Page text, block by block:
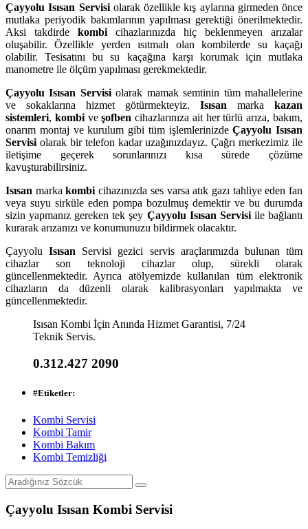
ÇayyoluIsısan Servisi olarak özellikle kış aylarına girmeden önce
mutlaka periyodik bakımlarının yapılması gerektiği önerilmektedir.
Aksi takdirde kombi cihazlarınızda hiç beklenmeyen arızalar
oluşabilir. Özellikle yerden ısıtmalı olan kombilerde su kaçağı
olabilir. Tesisatını bu su kaçağına karşı korumak için mutlaka
manometre ile ölçüm yapılması gerekmektedir.
ÇayyoluIsısan Servisiolarak mamak semtinin tüm mahallelerine
ve sokaklarına hizmet götürmekteyiz. Isısan marka kazan
sistemleri, kombi veşofben cihazlarınıza ait her türlü arıza, bakım,
onarım montaj ve kurulum gibi tüm işlemlerinizdeÇayyolu Isısan
Servisi olarak bir telefon kadar uzağınızdayız. Çağrı merkezimiz ile
iletişime geçerek sorunlarınızı kısa sürede çözüme
kavuşturabilirsiniz.
Isısan markakombicihazınızda ses varsa atık gazı tahliye eden fan
veya suyu sirküle eden pompa bozulmuş demektir ve bu durumda
sizin yapmanız gereken tek şey Çayyolu Isısan Servisi ile bağlantı
kurarak arızanızı ve konumunuzu bildirmek olacaktır.
ÇayyoluIsısan Servisi gezici servis araçlarımızda bulunan tüm
cihazlar son teknoloji cihazlar olup, sürekli olarak
güncellenmektedir. Ayrıca atölyemizde kullanılan tüm elektronik
cihazların da düzenli olarak kalibrasyonları yapılmakta ve
güncellenmektedir.
Isısan Kombi İçin Anında Hizmet Garantisi, 7/24
Teknik Servis.
0.312.427 2090
#Etiketler:
Kombi Servisi
Kombi Tamir
Kombi Bakım
Kombi Temizliği
Çayyolu Isısan Kombi Servisi